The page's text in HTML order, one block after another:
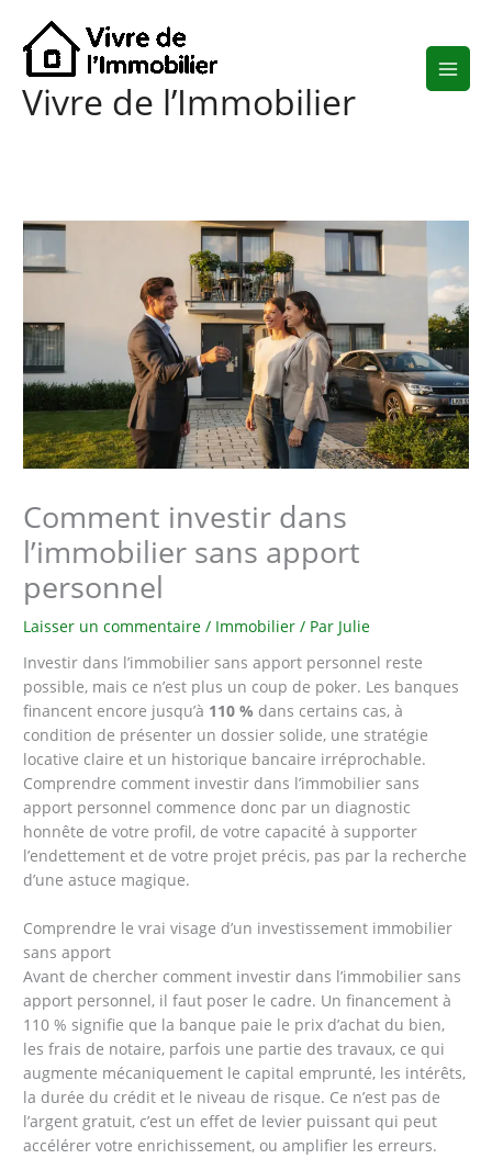
contenu
Vivre de l’Immobilier
Comment investir dans
l’immobilier sans apport
personnel
Laisser un commentaire / Immobilier / Par Julie
Investir dans l’immobilier sans apport personnel reste
possible, mais ce n’est plus un coup de poker. Les banques
financent encore jusqu’à 110 % dans certains cas, à
condition de présenter un dossier solide, une stratégie
locative claire et un historique bancaire irréprochable.
Comprendre comment investir dans l’immobilier sans
apport personnel commence donc par un diagnostic
honnête de votre profil, de votre capacité à supporter
l’endettement et de votre projet précis, pas par la recherche
d’une astuce magique.
Comprendre le vrai visage d’un investissement immobilier
sans apport
Avant de chercher comment investir dans l’immobilier sans
apport personnel, il faut poser le cadre. Un financement à
110 % signifie que la banque paie le prix d’achat du bien,
les frais de notaire, parfois une partie des travaux, ce qui
augmente mécaniquement le capital emprunté, les intérêts,
la durée du crédit et le niveau de risque. Ce n’est pas de
l’argent gratuit, c’est un effet de levier puissant qui peut
accélérer votre enrichissement, ou amplifier les erreurs.